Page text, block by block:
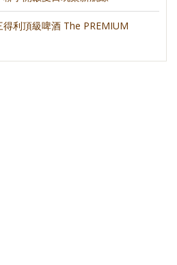
利頂級啤酒 The PREMIUM